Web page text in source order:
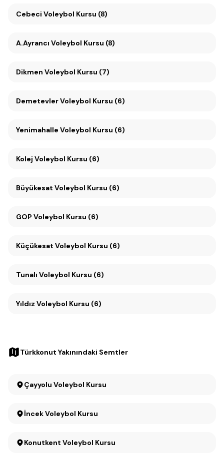
Cebeci Voleybol Kursu (8)
A.Ayrancı Voleybol Kursu (8)
Dikmen Voleybol Kursu (7)
Demetevler Voleybol Kursu (6)
Yenimahalle Voleybol Kursu (6)
Kolej Voleybol Kursu (6)
Büyükesat Voleybol Kursu (6)
GOP Voleybol Kursu (6)
Küçükesat Voleybol Kursu (6)
Tunalı Voleybol Kursu (6)
Yıldız Voleybol Kursu (6)
Türkkonut Yakınındaki Semtler
Çayyolu Voleybol Kursu
İncek Voleybol Kursu
Konutkent Voleybol Kursu